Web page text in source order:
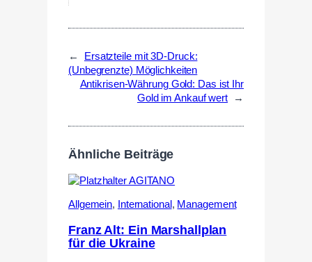
←
Ersatzteile mit 3D-Druck:
(Unbegrenzte) Möglichkeiten
Antikrisen-Währung Gold: Das ist Ihr
Gold im Ankauf wert
→
Ähnliche Beiträge
Allgemein, International, Management
Franz Alt: Ein Marshallplan
für die Ukraine